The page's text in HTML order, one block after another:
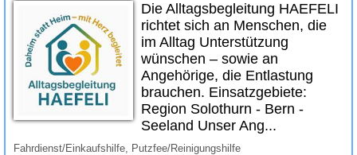
Die Alltagsbegleitung HAEFELI
richtet sich an Menschen, die
im Alltag Unterstützung
wünschen – sowie an
Angehörige, die Entlastung
brauchen. Einsatzgebiete:
Region Solothurn - Bern -
Seeland Unser Ang...
Fahrdienst/Einkaufshilfe, Putzfee/Reinigungshilfe